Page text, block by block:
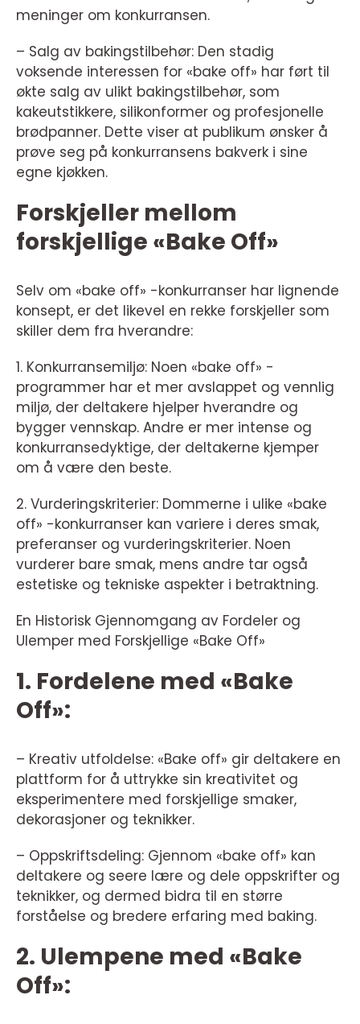
meninger om konkurransen.
– Salg av bakingstilbehør: Den stadig
voksende interessen for «bake off» har ført til
økte salg av ulikt bakingstilbehør, som
kakeutstikkere, silikonformer og profesjonelle
brødpanner. Dette viser at publikum ønsker å
prøve seg på konkurransens bakverk i sine
egne kjøkken.
Forskjeller mellom
forskjellige «Bake Off»
Selv om «bake off» -konkurranser har lignende
konsept, er det likevel en rekke forskjeller som
skiller dem fra hverandre:
1. Konkurransemiljø: Noen «bake off» -
programmer har et mer avslappet og vennlig
miljø, der deltakere hjelper hverandre og
bygger vennskap. Andre er mer intense og
konkurransedyktige, der deltakerne kjemper
om å være den beste.
2. Vurderingskriterier: Dommerne i ulike «bake
off» -konkurranser kan variere i deres smak,
preferanser og vurderingskriterier. Noen
vurderer bare smak, mens andre tar også
estetiske og tekniske aspekter i betraktning.
En Historisk Gjennomgang av Fordeler og
Ulemper med Forskjellige «Bake Off»
1. Fordelene med «Bake
Off»:
– Kreativ utfoldelse: «Bake off» gir deltakere en
plattform for å uttrykke sin kreativitet og
eksperimentere med forskjellige smaker,
dekorasjoner og teknikker.
– Oppskriftsdeling: Gjennom «bake off» kan
deltakere og seere lære og dele oppskrifter og
teknikker, og dermed bidra til en større
forståelse og bredere erfaring med baking.
2. Ulempene med «Bake
Off»: